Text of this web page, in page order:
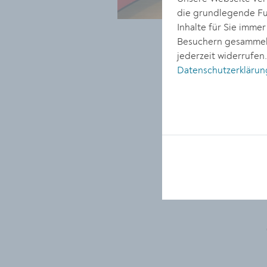
die grundlegende
Inhalte für Sie
Besuchern
jederzeit